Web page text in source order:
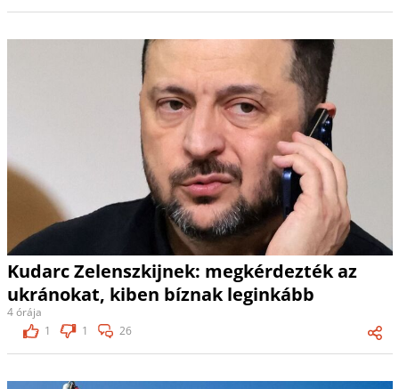
Kudarc Zelenszkijnek: megkérdezték az
ukránokat, kiben bíznak leginkább
4 órája
1
1 26